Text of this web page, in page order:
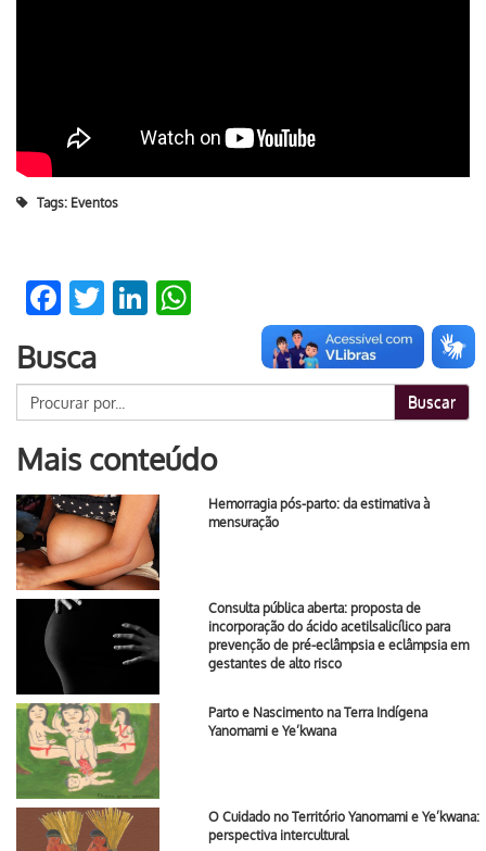
Tags: Eventos
Facebook
TwitterLinkedIn
Busca
Buscar
Mais conteúdo
Hemorragia pós-parto: da estimativa à
mensuração
Consulta pública aberta: proposta de
incorporação do ácido acetilsalicílico para
prevenção de pré-eclâmpsia e eclâmpsia em
gestantes de alto risco
Parto e Nascimento na Terra Indígena
Yanomami e Ye’kwana
O Cuidado no Território Yanomami e Ye’kwana:
perspectiva intercultural